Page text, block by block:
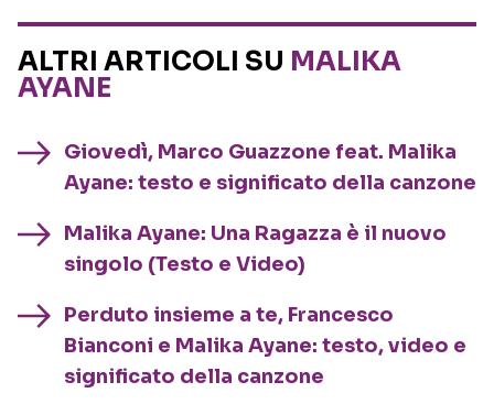
ALTRI ARTICOLI SU MALIKA
AYANE
Giovedì, Marco Guazzone feat. Malika
Ayane: testo e significato della canzone
Malika Ayane: Una Ragazza è il nuovo
singolo (Testo e Video)
Perduto insieme a te, Francesco
Bianconi e Malika Ayane: testo, video e
significato della canzone